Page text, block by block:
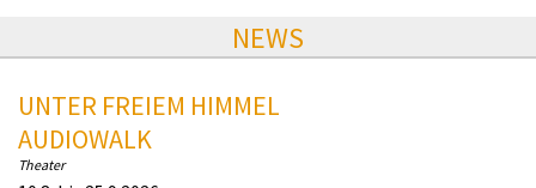
NEWS
UNTER FREIEM HIMMEL
AUDIOWALK
Theater